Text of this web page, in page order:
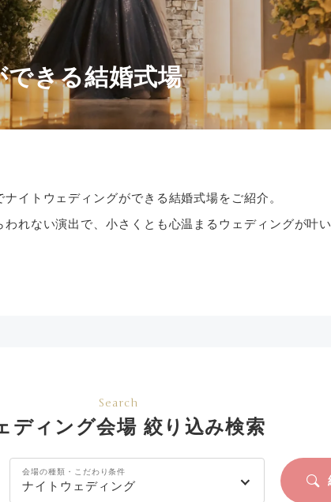
きる結婚式場
ナイトウェディングができる結婚式場をご紹介。
れない演出で、小さくとも心温まるウェディングが叶い
Search
ディング会場 絞り込み検索
会場の種類・こだわり条件
ナイトウェディング